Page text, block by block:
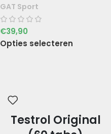
GAT Sport
€39,90
Opties selecteren
Testrol Original